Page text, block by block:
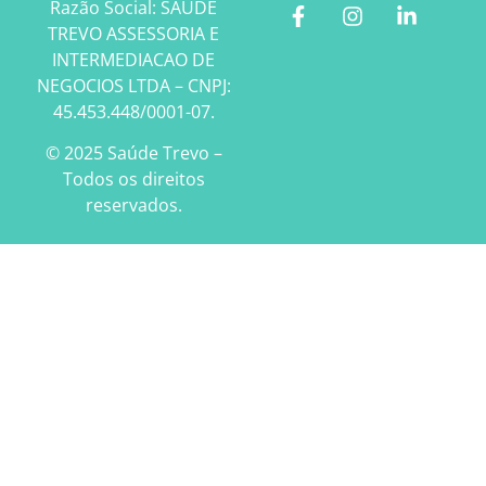
Razão Social: SAUDE
TREVO ASSESSORIA E
INTERMEDIACAO DE
NEGOCIOS LTDA – CNPJ:
45.453.448/0001-07.
© 2025 Saúde Trevo –
Todos os direitos
reservados.